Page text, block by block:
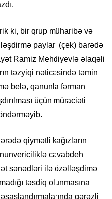
ki, bir qrup müharibə və
payları (çek) barədə
Ramiz Mehdiyevlə əlaqəli
təzyiqi nəticəsində təmin
belə, qanunla fərman
üçün müraciəti
qiymətli kağızların
cavabdeh
sənədləri ilə özəlləşdimə
təsdiq olunmasına
qərəzli